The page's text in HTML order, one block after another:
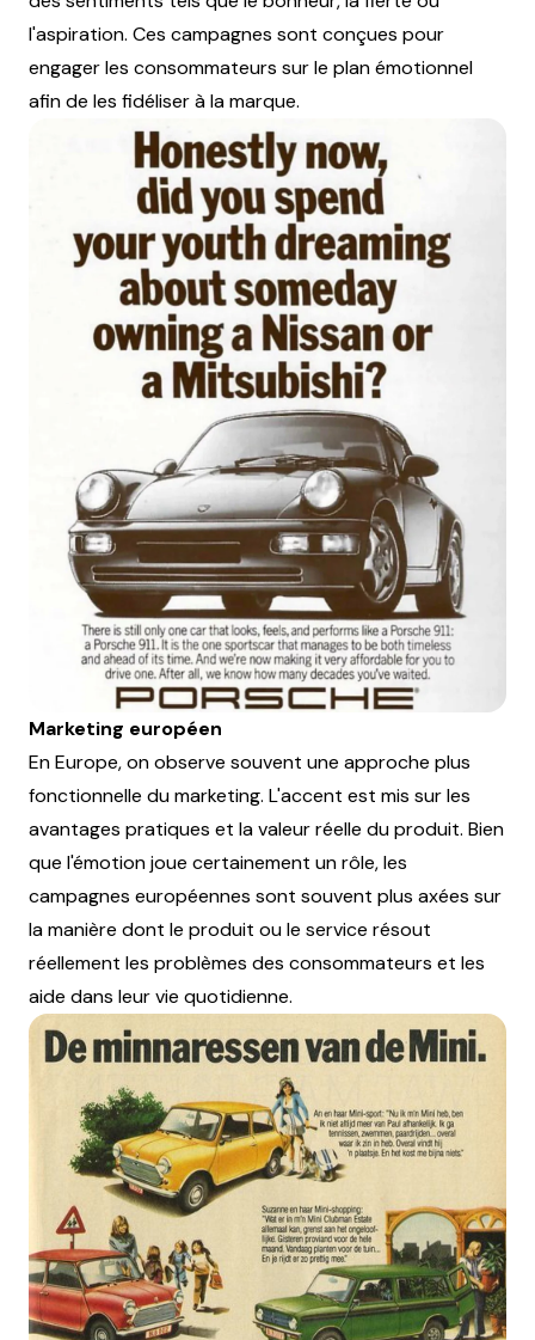
l'aspiration. Ces campagnes sont conçues pour
engager les consommateurs sur le plan émotionnel
afin de les fidéliser à la marque.
Marketing européen
En Europe, on observe souvent une approche plus
fonctionnelle du marketing. L'accent est mis sur les
avantages pratiques et la valeur réelle du produit. Bien
que l'émotion joue certainement un rôle, les
campagnes européennes sont souvent plus axées sur
la manière dont le produit ou le service résout
réellement les problèmes des consommateurs et les
aide dans leur vie quotidienne.